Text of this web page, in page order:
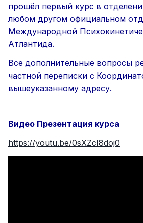
прошёл первый курс в
любом другом официальном
Международной
Атлантида.
Все дополнительные вопросы
частной переписки с
вышеуказанному адресу.
Видео Презентация курса
https://youtu.be/0sXZcI8doj0